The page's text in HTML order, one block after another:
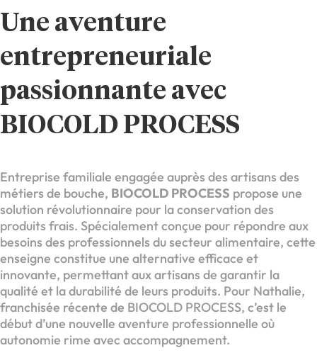
Une aventure
entrepreneuriale
passionnante avec
BIOCOLD PROCESS
Entreprise familiale engagée auprès des artisans des
métiers de bouche, BIOCOLD PROCESS propose une
solution révolutionnaire pour la conservation des
produits frais. Spécialement conçue pour répondre aux
besoins des professionnels du secteur alimentaire, cette
enseigne constitue une alternative efficace et
innovante, permettant aux artisans de garantir la
qualité et la durabilité de leurs produits. Pour Nathalie,
franchisée récente de BIOCOLD PROCESS, c’est le
début d’une nouvelle aventure professionnelle où
autonomie rime avec accompagnement.